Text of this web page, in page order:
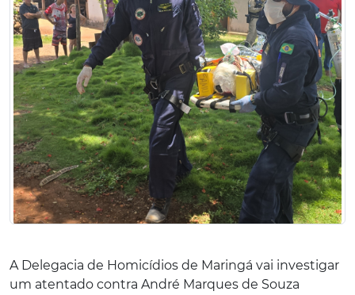
A Delegacia de Homicídios de Maringá vai investigar
um atentado contra André Marques de Souza